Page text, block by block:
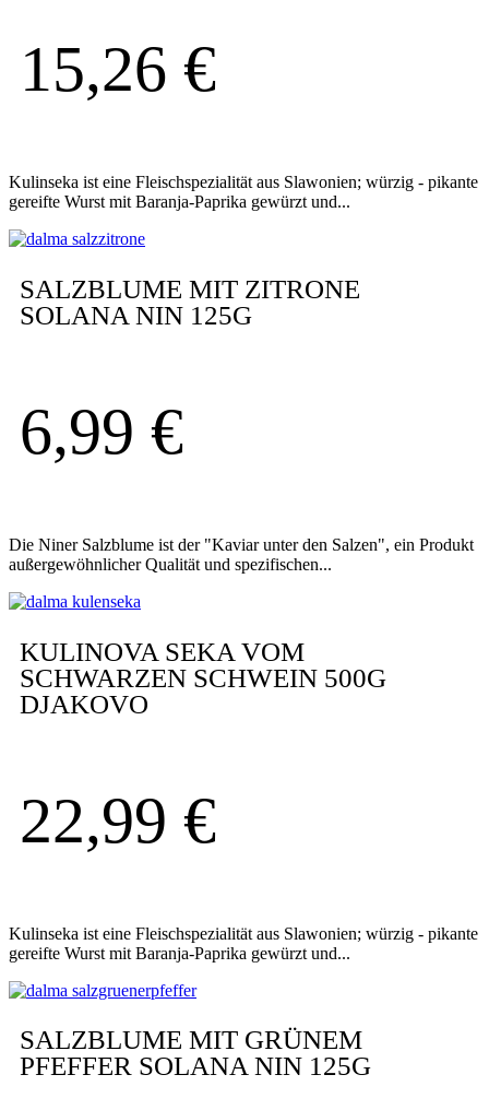
15,26 €
Kulinseka ist eine Fleischspezialität aus Slawonien; würzig - pikante
gereifte Wurst mit Baranja-Paprika gewürzt und...
SALZBLUME MIT ZITRONE
SOLANA NIN 125G
6,99 €
Die Niner Salzblume ist der "Kaviar unter den Salzen", ein Produkt
außergewöhnlicher Qualität und spezifischen...
KULINOVA SEKA VOM
SCHWARZEN SCHWEIN 500G
DJAKOVO
22,99 €
Kulinseka ist eine Fleischspezialität aus Slawonien; würzig - pikante
gereifte Wurst mit Baranja-Paprika gewürzt und...
SALZBLUME MIT GRÜNEM
PFEFFER SOLANA NIN 125G